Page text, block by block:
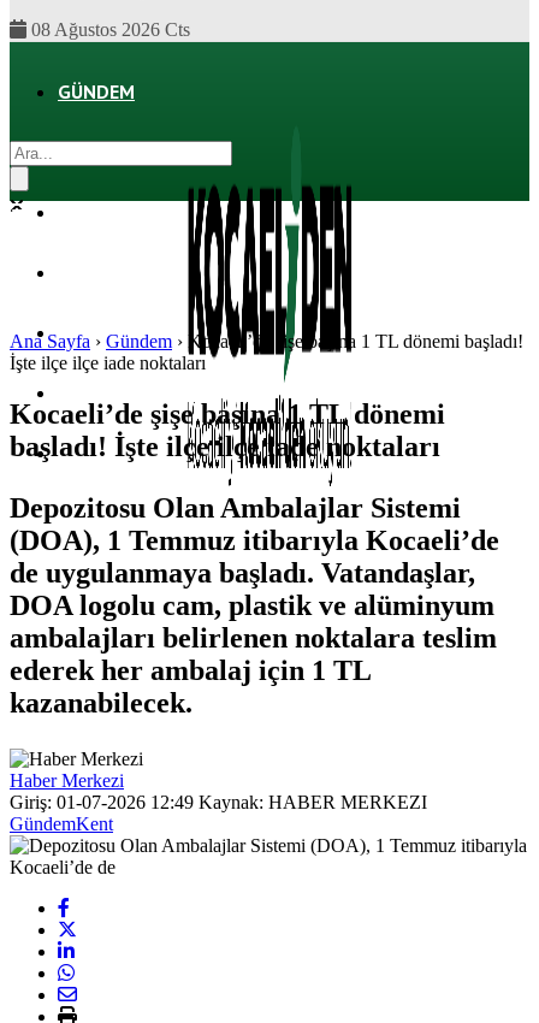
08 Ağustos 2026 Cts
GÜNDEM
SPOR
SAĞLIK
Ana Sayfa › Gündem › Kocaeli’de şişe başına 1 TL dönemi başladı!
İşte ilçe ilçe iade noktaları
Kocaeli’de şişe başına 1 TL dönemi
başladı! İşte ilçe ilçe iade noktaları
Depozitosu Olan Ambalajlar Sistemi
(DOA), 1 Temmuz itibarıyla Kocaeli’de
de uygulanmaya başladı. Vatandaşlar,
DOA logolu cam, plastik ve alüminyum
ambalajları belirlenen noktalara teslim
ederek her ambalaj için 1 TL
kazanabilecek.
Haber Merkezi
Giriş: 01-07-2026 12:49 Kaynak: HABER MERKEZI
GündemKent